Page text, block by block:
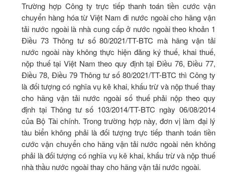
Trường hợp Công ty trực tiếp thanh toán tiền cước vận
chuyển hàng hóa từ Việt Nam đi nước ngoài cho hãng vận
tải nước ngoài là nhà cung cấp ở nước ngoài theo khoản 1
Điều 73 Thông tư số 80/2021/TT-BTC mà hãng vận tải
nước ngoài này không thực hiện đăng ký thuế, khai thuế,
nộp thuế tại Việt Nam theo quy định tại Điều 76, Điều 77,
Điều 78, Điều 79 Thông tư số 80/2021/TT-BTC thì Công ty
là đối tượng có nghĩa vụ kê khai, khấu trừ và nộp thuế thay
cho hãng vận tải nước ngoài số thuế phải nộp theo quy
định tại Thông tư số 103/2014/TT-BTC ngày 06/08/2014
của Bộ Tài chính. Trong trường hợp này, đơn vị làm đại lý
tàu biển không phải là đối tượng trực tiếp thanh toán tiền
cước vận chuyển cho hãng vận tải nước ngoài nên không
phải là đối tượng có nghĩa vụ kê khai, khấu trừ và nộp thuế
nhà thầu nước ngoài thay cho hãng vận tải nước ngoài.